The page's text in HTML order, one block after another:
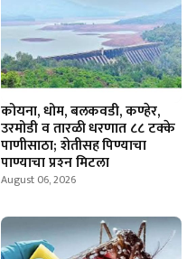
कोयना, धोम, बलकवडी, कण्हेर,
उरमोडी व तारळी धरणात ८८ टक्के
पाणीसाठा; शेतीसह पिण्याचा
पाण्याचा प्रश्‍न मिटला
August 06, 2026